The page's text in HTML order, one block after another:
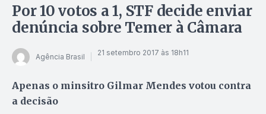
Por 10 votos a 1, STF decide enviar
denúncia sobre Temer à Câmara
Agência Brasil 21 setembro 2017 às 18h11
Apenas o minsitro Gilmar Mendes votou contra
a decisão